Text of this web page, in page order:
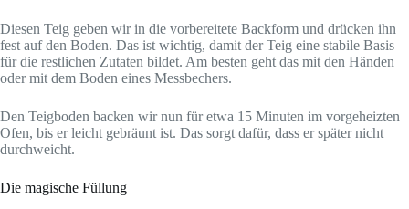
Diesen Teig geben wir in die vorbereitete Backform und drücken ihn
fest auf den Boden. Das ist wichtig, damit der Teig eine stabile Basis
für die restlichen Zutaten bildet. Am besten geht das mit den Händen
oder mit dem Boden eines Messbechers.
Den Teigboden backen wir nun für etwa 15 Minuten im vorgeheizten
Ofen, bis er leicht gebräunt ist. Das sorgt dafür, dass er später nicht
durchweicht.
Die magische Füllung